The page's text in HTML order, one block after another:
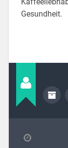
Gesundheit.